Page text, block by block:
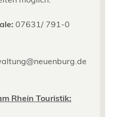
07631/ 791-0
Rhein Touristik: